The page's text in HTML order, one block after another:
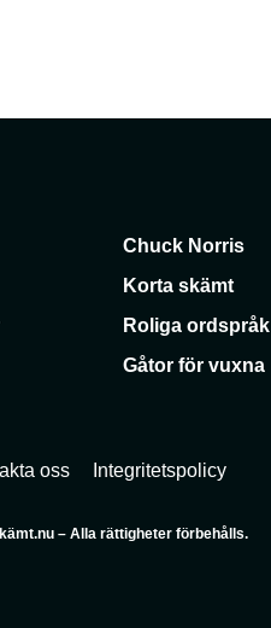
Chuck Norris
Korta skämt
Roliga ordspråk
Gåtor för vuxna
oss Integritetspolicy
– Alla rättigheter förbehålls.